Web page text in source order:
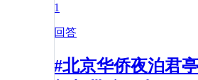
1
回答
#北京华侨夜泊君